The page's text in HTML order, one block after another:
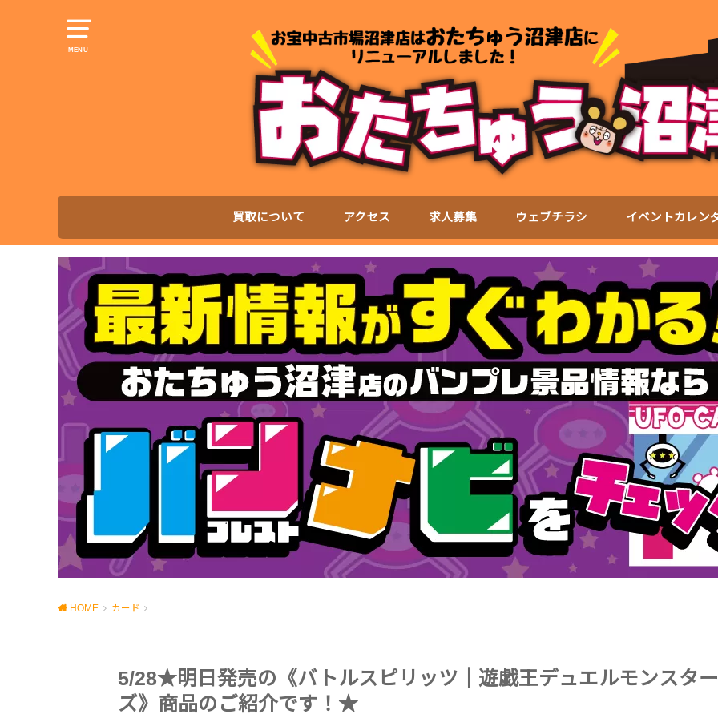
MENU
買取について アクセス 求人募集 ウェブチラシ イベントカレン
HOME カード
5/28★明日発売の《バトルスピリッツ｜遊戯王デュエルモンスター
ズ》商品のご紹介です！★